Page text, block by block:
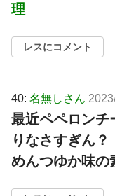
理
レスにコメント
40: 名無しさん
最近ペペロンチ
りなさすぎん？
めんつゆか味の